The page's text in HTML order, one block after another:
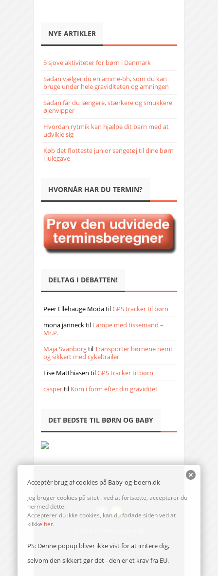
NYE ARTIKLER
5 sjove aktiviteter for børn i Danmark
Sådan vælger du en amme-bh, som du kan
bruge under hele graviditeten og amningen
Sådan får du længere, stærkere og smukkere
øjenvipper
Hvordan rytmik kan hjælpe dit barn med at
udvikle sig
Køb det flotteste junior sengetøj til dine børn
i julegave
HVORNÅR HAR DU TERMIN?
DELTAG I DEBATTEN!
Peer Ellehauge ModatilGPS tracker til børn
mona jannecktil Lampe med tissemand –
Mr.P.
Maja SvanborgtilTransporter børnene nemt
og sikkert med cykeltrailer
Lise Matthiasen tilGPS tracker til børn
caspertil Kom i form efter din graviditet
DET BEDSTE TIL BØRN OG BABY
Send en mail til redaktionen
Acceptér brug af cookies på Baby-og-boern.dk
Jeg bruger cookies på sitet - ved at fortsætte, accepterer du
hermed dette.
Accepterer du ikke cookies, kan du forlade siden ved at
klikke her.
PS: Denne popup bliver ikke vist for at irritere dig,
selvom den sikkert gør det - den er et krav fra EU.